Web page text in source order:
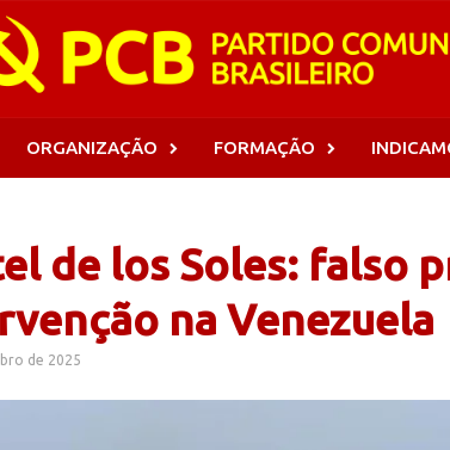
ORGANIZAÇÃO FORMAÇÃO
de los Soles: falso
na Venezuela
de 2025